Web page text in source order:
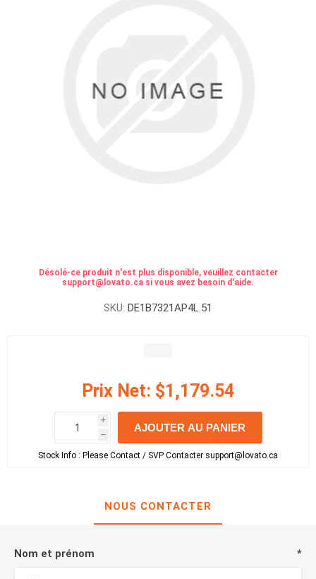
Désolé-ce produit n'est plus disponible, veuillez contacter
support@lovato.ca si vous avez besoin d'aide.
SKU: DE1B7321AP4L.51
Prix Net: $1,179.54
i
h
h
AJOUTER AU PANIER
Stock Info : Please Contact / SVP Contacter support@lovato.ca
NOUS CONTACTER
Nom et prénom *